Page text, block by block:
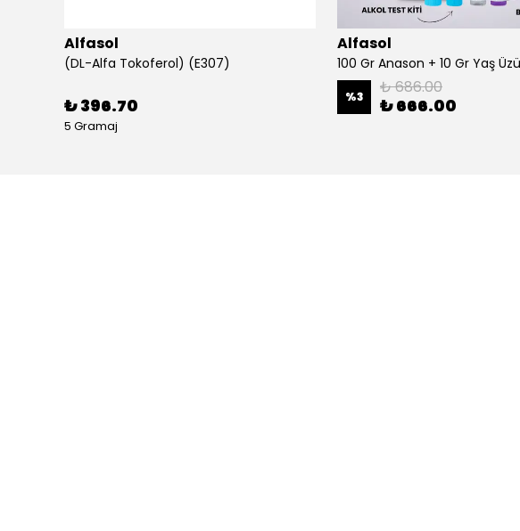
Alfasol
(DL-Alfa Tokoferol) (E307)
₺ 396.70
5 Gramaj
Alfasol
%3 ₺ 686.00
₺ 666.00